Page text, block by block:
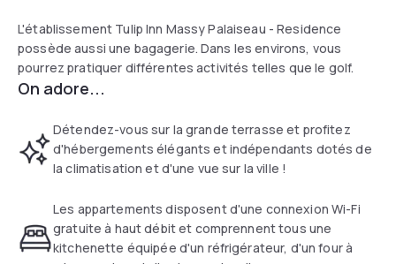
L'établissement Tulip Inn Massy Palaiseau - Residence
possède aussi une bagagerie. Dans les environs, vous
pourrez pratiquer différentes activités telles que le golf.
On adore...
Détendez-vous sur la grande terrasse et profitez
d'hébergements élégants et indépendants dotés de
la climatisation et d'une vue sur la ville !
Les appartements disposent d'une connexion Wi-Fi
gratuite à haut débit et comprennent tous une
kitchenette équipée d'un réfrigérateur, d'un four à